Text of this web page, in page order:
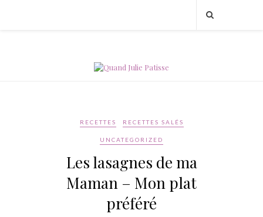
RECETTES RECETTES SALÉS
UNCATEGORIZED
Les lasagnes de ma
Maman – Mon plat
préféré